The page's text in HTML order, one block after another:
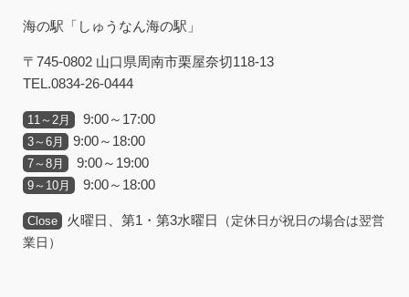
海の駅「しゅうなん海の駅」
〒745-0802 山口県周南市栗屋奈切118-13
TEL.0834-26-0444
11～2月 9:00～17:00
3～6月 9:00～18:00
7～8月 9:00～19:00
9～10月 9:00～18:00
Close 火曜日、第1・第3水曜日
（定休日が祝日の場合は翌営
業日）